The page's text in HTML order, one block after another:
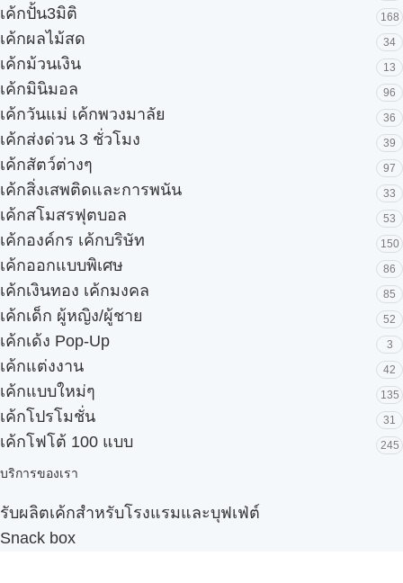
เค้กปั้น3มิติ 168
เค้กผลไม้สด 34
เค้กม้วนเงิน 13
เค้กมินิมอล 96
เค้กวันแม่ เค้กพวงมาลัย 36
เค้กส่งด่วน 3 ชั่วโมง 39
เค้กสัตว์ต่างๆ 97
เค้กสิ่งเสพติดและการพนัน 33
เค้กสโมสรฟุตบอล 53
เค้กองค์กร เค้กบริษัท 150
เค้กออกแบบพิเศษ 86
เค้กเงินทอง เค้กมงคล 85
เค้กเด็ก ผู้หญิง/ผู้ชาย 52
เค้กเด้ง Pop-Up 3
เค้กแต่งงาน 42
เค้กแบบใหม่ๆ 135
เค้กโปรโมชั่น 31
เค้กโฟโต้ 100 แบบ 245
บริการของเรา
รับผลิตเค้กสำหรับโรงแรมและบุฟเฟ่ต์
Snack box